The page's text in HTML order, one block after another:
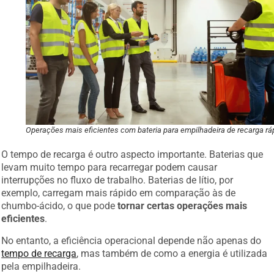
Operações mais eficientes com bateria para empilhadeira de recarga
O tempo de recarga é outro aspecto importante. Baterias que
levam muito tempo para recarregar podem causar
interrupções no fluxo de trabalho. Baterias de lítio, por
exemplo, carregam mais rápido em comparação às de
chumbo-ácido, o que podetornar certas operações mais
eficientes.
No entanto, a eficiência operacional depende não apenas do
tempo de recarga, mas também de como a energia é utilizada
pela empilhadeira.